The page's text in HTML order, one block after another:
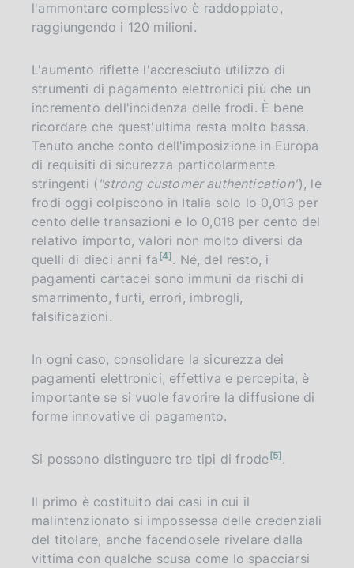
l'ammontare complessivo è raddoppiato,
raggiungendo i 120 milioni.
L'aumento riflette l'accresciuto utilizzo di
strumenti di pagamento elettronici più che un
incremento dell'incidenza delle frodi. È bene
ricordare che quest'ultima resta molto bassa.
Tenuto anche conto dell'imposizione in Europa
di requisiti di sicurezza particolarmente
stringenti ( "strong customer authentication"), le
frodi oggi colpiscono in Italia solo lo 0,013 per
cento delle transazioni e lo 0,018 per cento del
relativo importo, valori non molto diversi da
quelli di dieci anni fa n
t
a
4 . Né, del resto, i
pagamenti cartacei sono immuni da rischi di
smarrimento, furti, errori, imbrogli,
falsificazioni.
In ogni caso, consolidare la sicurezza dei
pagamenti elettronici, effettiva e percepita, è
importante se si vuole favorire la diffusione di
forme innovative di pagamento.
Si possono distinguere tre tipi di froden5 .
Il primo è costituito dai casi in cui il
malintenzionato si impossessa delle credenziali
del titolare, anche facendosele rivelare dalla
vittima con qualche scusa come lo spacciarsi